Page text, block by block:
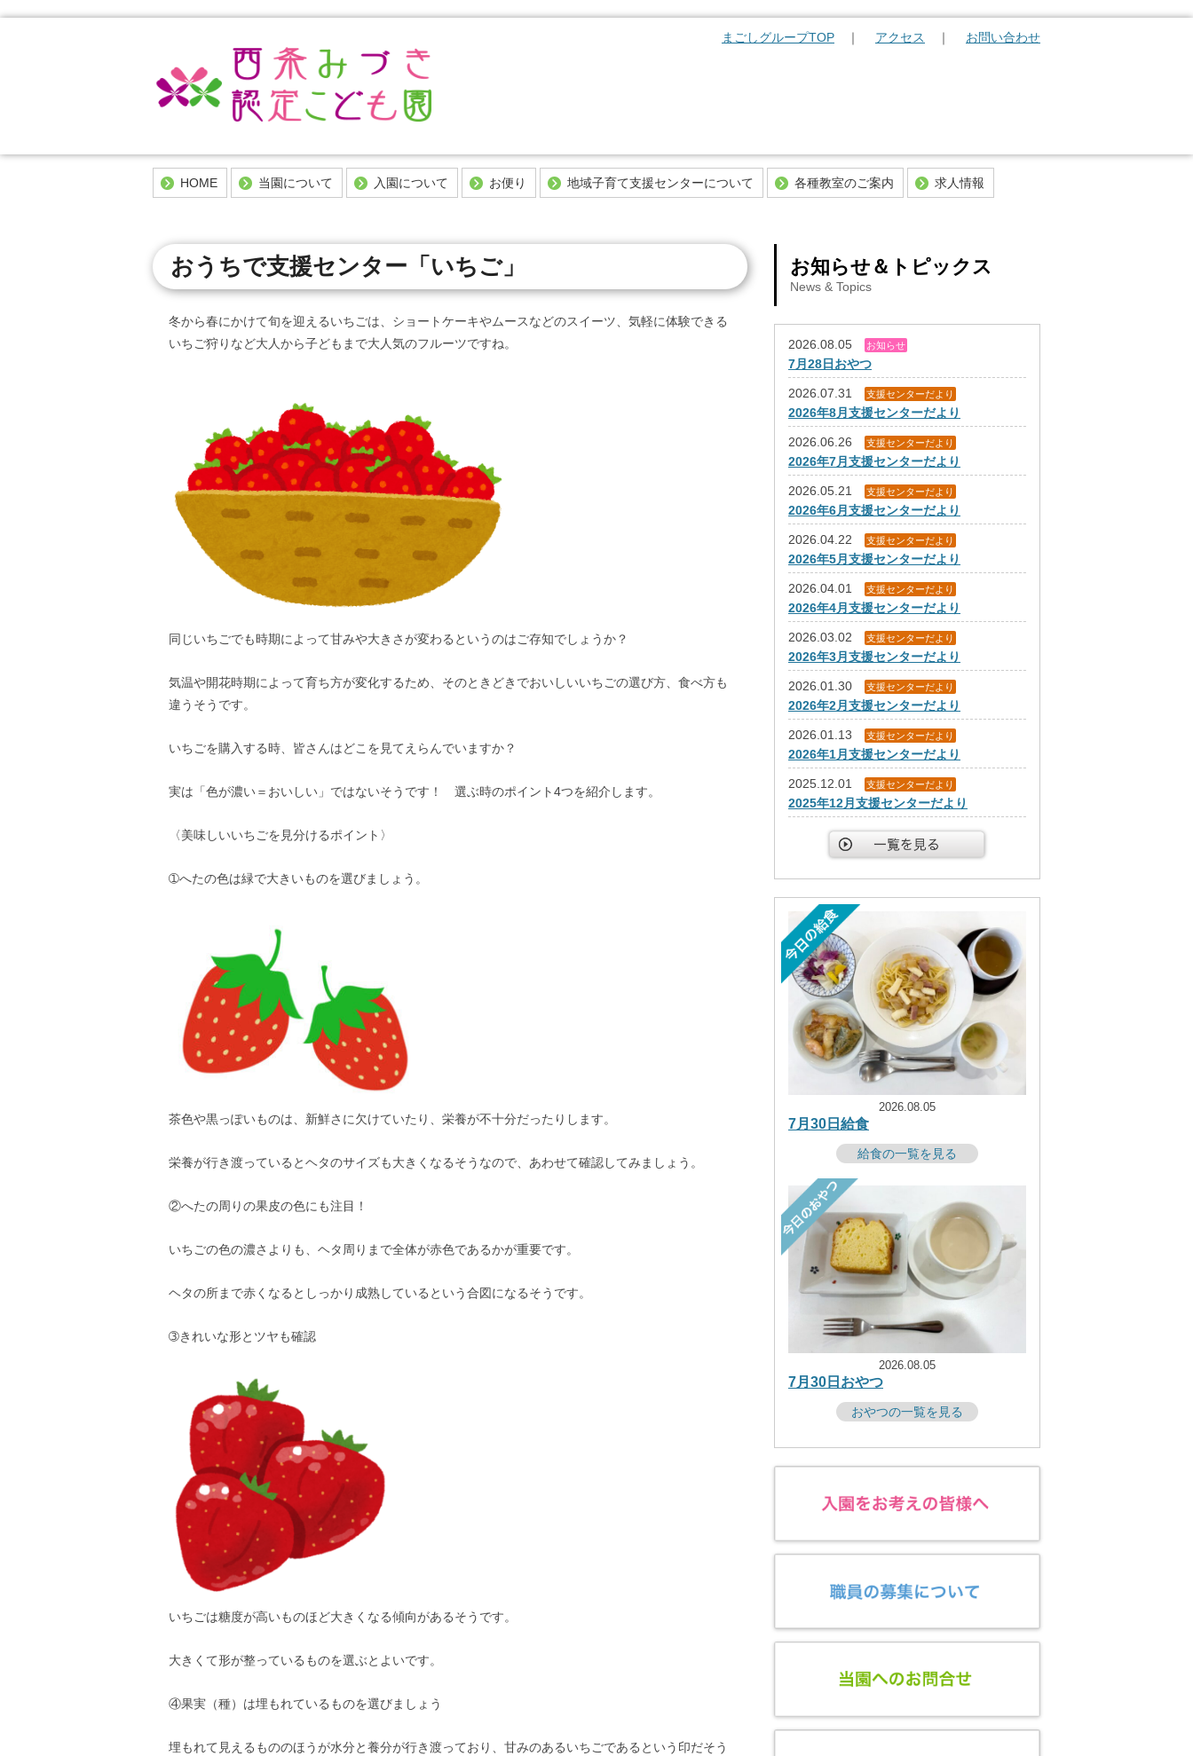
まごしグループTOP アクセス お問い合わせ
Skip to content
HOME 当園について
施設概要
西条みづきの1日
こだわりの安心・安全なみづ
きの食の世界
学童保育について
入園について
幼稚園（教育認定）での入園
申込方法
ご入園にあたりご準備頂くも
お便り
今日の給食
今日のおやつ
地域子育て支援センターについて
支援センターだより
各種教室のご案内 求人情報
おうちで支援センター「いちご」
冬から春にかけて旬を迎えるいちごは、ショートケーキやムースなどのスイーツ、気軽に体験できる
いちご狩りなど大人から子どもまで大人気のフルーツですね。
同じいちごでも時期によって甘みや大きさが変わるというのはご存知でしょうか？
気温や開花時期によって育ち方が変化するため、そのときどきでおいしいいちごの選び方、食べ方も
違うそうです。
いちごを購入する時、皆さんはどこを見てえらんでいますか？
実は「色が濃い＝おいしい」ではないそうです！ 選ぶ時のポイント4つを紹介します。
〈美味しいいちごを見分けるポイント〉
➀へたの色は緑で大きいものを選びましょう。
茶色や黒っぽいものは、新鮮さに欠けていたり、栄養が不十分だったりします。
栄養が行き渡っているとヘタのサイズも大きくなるそうなので、あわせて確認してみましょう。
②へたの周りの果皮の色にも注目！
いちごの色の濃さよりも、ヘタ周りまで全体が赤色であるかが重要です。
ヘタの所まで赤くなるとしっかり成熟しているという合図になるそうです。
➂きれいな形とツヤも確認
いちごは糖度が高いものほど大きくなる傾向があるそうです。
大きくて形が整っているものを選ぶとよいです。
④果実（種）は埋もれているものを選びましょう
埋もれて見えるもののほうが水分と養分が行き渡っており、甘みのあるいちごであるという印だそう
お知らせ＆トピックス
News & Topics
2026.08.05 お知らせ
7月28日おやつ
2026.07.31 支援センターだより
2026年8月支援センターだより
2026.06.26 支援センターだより
2026年7月支援センターだより
2026.05.21 支援センターだより
2026年6月支援センターだより
2026.04.22 支援センターだより
2026年5月支援センターだより
2026.04.01 支援センターだより
2026年4月支援センターだより
2026.03.02 支援センターだより
2026年3月支援センターだより
2026.01.30 支援センターだより
2026年2月支援センターだより
2026.01.13 支援センターだより
2026年1月支援センターだより
2025.12.01 支援センターだより
2025年12月支援センターだより
2026.08.05
7月30日給食
給食の一覧を見る
2026.08.05
7月30日おやつ
おやつの一覧を見る